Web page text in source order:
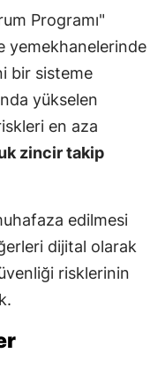
Programı"
yemekhanelerinde
bir sisteme
yükselen
en aza
zincir takip
edilmesi
dijital olarak
risklerinin